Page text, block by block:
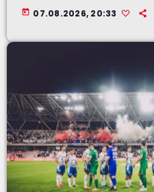
today 07.08.2026, 20:33